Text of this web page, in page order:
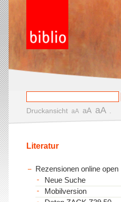
Druckansicht aA aA aA
Literatur
Rezensionen online open
Neue Suche
Mobilversion